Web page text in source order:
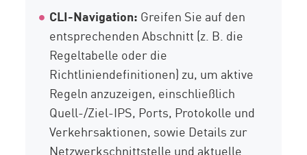
CLI-Navigation: Greifen Sie auf den
entsprechenden Abschnitt (z. B. die
Regeltabelle oder die
Richtliniendefinitionen) zu, um aktive
Regeln anzuzeigen, einschließlich
Quell-/Ziel-IPS, Ports, Protokolle und
Verkehrsaktionen, sowie Details zur
Netzwerkschnittstelle und aktuelle